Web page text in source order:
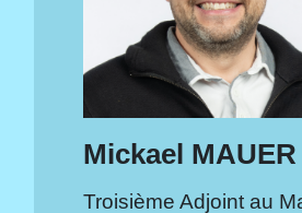
Mickael MAUER
Troisième Adjoint au